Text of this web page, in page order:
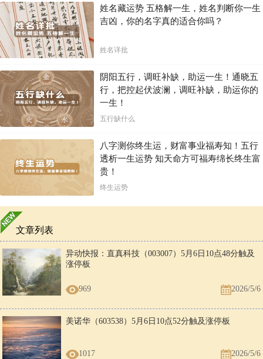
姓名藏运势 五格解一生，姓名判断你一生
吉凶，你的名字真的适合你吗？
姓名详批
阴阳五行，调旺补缺，助运一生！通晓五
行，把控起伏波澜，调旺补缺，助运你的
一生！
五行缺什么
八字测你终生运，财富事业福寿知！五行
透析一生运势 知天命方可福寿绵长终生富
贵！
终生运势
文章列表
异动快报：直真科技（003007）5月6日10点48分触及
涨停板
969 2026/5/6
美诺华（603538）5月6日10点52分触及涨停板
1017 2026/5/6